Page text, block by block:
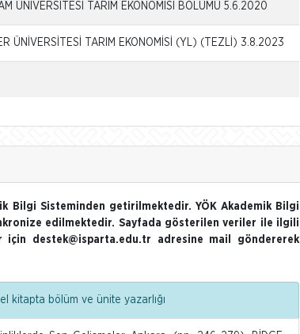
ÜNİVERSİTESİ TARIM EKONOMİSİ BÖLÜMÜ 5.6.2020
ÜNİVERSİTESİ TARIM EKONOMİSİ (YL) (TEZLİ) 3.8.2023
Bilgi Sisteminden getirilmektedir. YÖK Akademik Bilgi
edilmektedir. Sayfada gösterilen veriler ile ilgili
için destek@isparta.edu.tr adresine mail göndererek
kitapta bölüm ve ünite yazarlığı